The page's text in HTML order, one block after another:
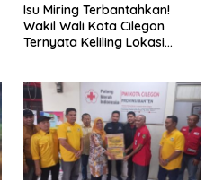
Isu Miring Terbantahkan!
Wakil Wali Kota Cilegon
Ternyata Keliling Lokasi